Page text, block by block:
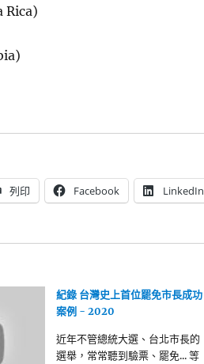
Rica)
列印 Facebook LinkedIn
紀錄 台灣史上首位罷免市長成功
案例 - 2020
近年不管總統大選、台北市長的
選舉，常常聽到驗票、罷免... 等